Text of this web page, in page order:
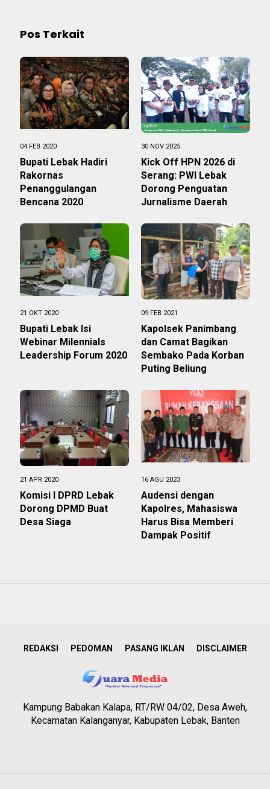
Pos Terkait
04 FEB 2020
Bupati Lebak Hadiri
Rakornas
Penanggulangan
Bencana 2020
30 NOV 2025
Kick Off HPN 2026 di
Serang: PWI Lebak
Dorong Penguatan
Jurnalisme Daerah
21 OKT 2020
Bupati Lebak Isi
Webinar Milennials
Leadership Forum 2020
09 FEB 2021
Kapolsek Panimbang
dan Camat Bagikan
Sembako Pada Korban
Puting Beliung
21 APR 2020
Komisi l DPRD Lebak
Dorong DPMD Buat
Desa Siaga
16 AGU 2023
Audensi dengan
Kapolres, Mahasiswa
Harus Bisa Memberi
Dampak Positif
REDAKSI PEDOMAN PASANG IKLAN DISCLAIMER
Kampung Babakan Kalapa, RT/RW 04/02, Desa Aweh,
Kecamatan Kalanganyar, Kabupaten Lebak, Banten